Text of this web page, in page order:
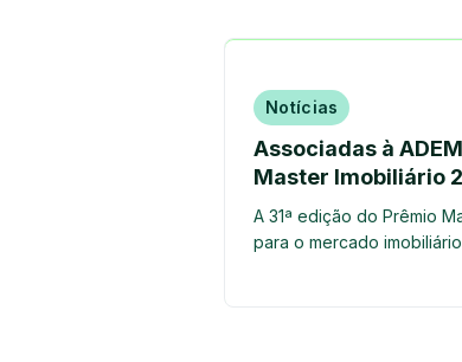
Notícias
Associadas à
Master Imobiliário
A 31ª edição do Prêmio
para o mercado